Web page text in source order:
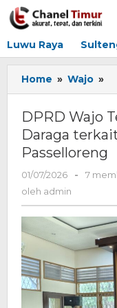
Lewati
ke
Luwu Raya
Home » Wajo »
di
DPRD Wajo
Daraga
Passelloreng
01/07/2026
oleh
-
7
oleh admin